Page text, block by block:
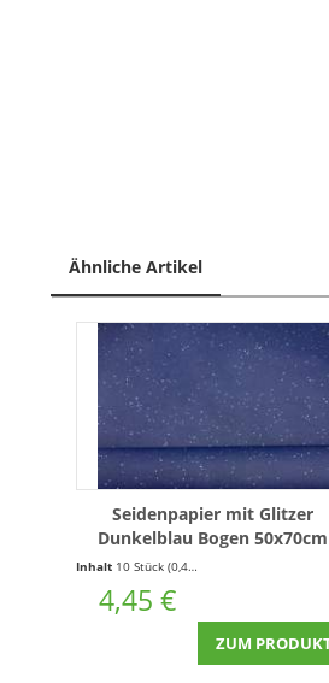
Ähnliche Artikel
Seidenpapier mit Glitzer
Dunkelblau Bogen 50x70cm
18g/m² 10 Bogen Kleinpackung
Inhalt 10 Stück (0,45 € * / 1 Stück)
4,45 €
ZUM